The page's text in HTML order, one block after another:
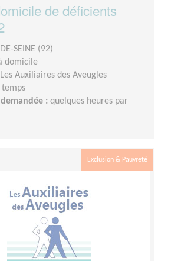
de déficients
SEINE (92)
domicile
Les Auxiliaires des Aveugles
temps
: quelques heures par
Exclusion & Pauvreté